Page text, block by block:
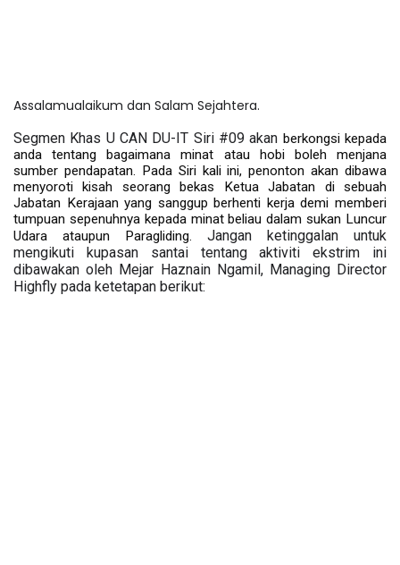
Assalamualaikum dan Salam Sejahtera.
Segmen Khas U CAN DU-IT Siri #09 akan berkongsi kepada
anda tentang bagaimana minat atau hobi boleh menjana
sumber pendapatan. Pada Siri kali ini, penonton akan dibawa
menyoroti kisah seorang bekas Ketua Jabatan di sebuah
Jabatan Kerajaan yang sanggup berhenti kerja demi memberi
tumpuan sepenuhnya kepada minat beliau dalam sukan Luncur
Udara ataupun Paragliding. Jangan ketinggalan untuk
mengikuti kupasan santai tentang aktiviti ekstrim ini
dibawakan oleh Mejar Haznain Ngamil, Managing Director
Highfly pada ketetapan berikut: